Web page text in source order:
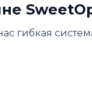
гибкая